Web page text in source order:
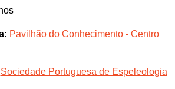
Pavilhão do Conhecimento - Centro
Sociedade Portuguesa de Espeleologia